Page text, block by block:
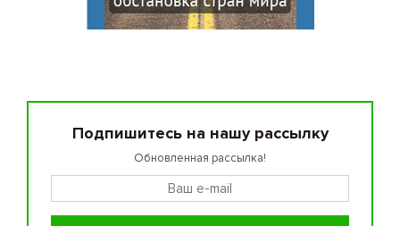
Подпишитесь на нашу рассылку
Обновленная рассылка!